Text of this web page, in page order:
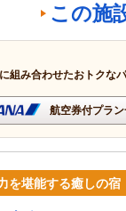
この施
組み合わせたおトクな
航空券付プラ
を堪能する癒しの宿